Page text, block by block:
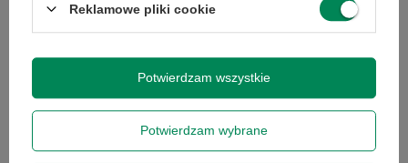
Napisz swoją opinię
5/5
Treść twojej opinii
Reklamowe pliki cookie
Potwierdzam wybrane
Potwierdzam wszystkie